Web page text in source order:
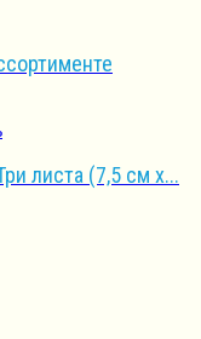
листа (7,5 см х...